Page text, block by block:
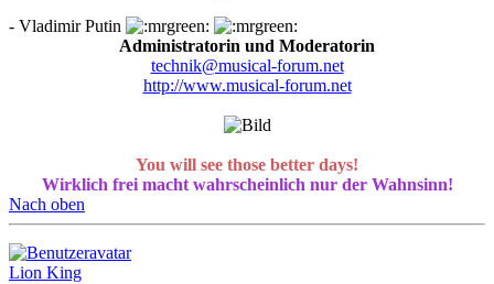
- Vladimir Putin
Administratorin und Moderatorin
technik@musical-forum.net
http://www.musical-forum.net
You will see those better days!
Wirklich frei macht wahrscheinlich nur der Wahnsinn!
Nach oben
Lion King